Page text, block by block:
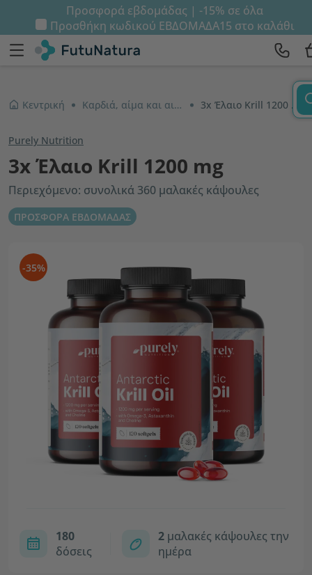
Προσφορά εβδομάδας | -15% σε όλα
Προσθήκη κωδικού ΕΒΔΟΜΑΔΑ15 στο καλάθι
Κεντρική Καρδιά, αίμα και αιμοφόρα αγγεία 3x Έλαιο Krill 1200 mg
Purely Nutrition
3x Έλαιο Krill 1200 mg
Περιεχόμενο: συνολικά 360 μαλακές κάψουλες
ΠΡΟΣΦΟΡΑ ΕΒΔΟΜΑΔΑΣ
-35%
180
δόσεις
2μαλακές κάψουλες την
ημέρα